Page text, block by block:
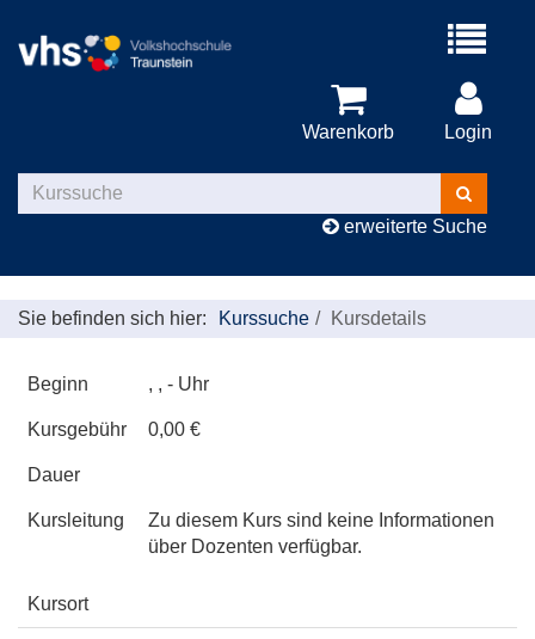
Menü
Warenkorb Login
Kurse
suchen
erweiterte Suche
Sie befinden sich hier: Kurssuche Kursdetails
Beginn , , - Uhr
Kursgebühr 0,00 €
Dauer
Kursleitung
Zu diesem Kurs sind keine Informationen
über Dozenten verfügbar.
Kursort